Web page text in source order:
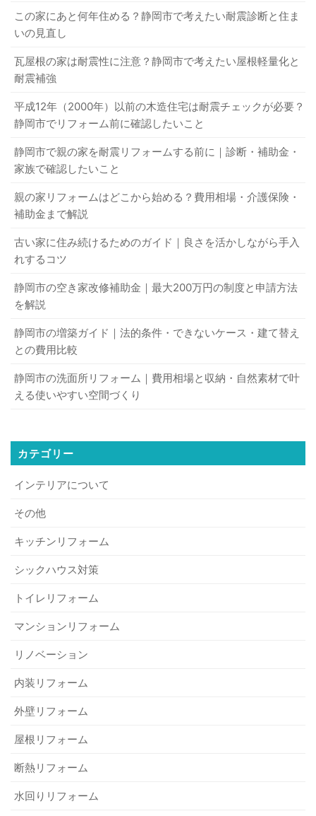
この家にあと何年住める？静岡市で考えたい耐震診断と住ま
いの見直し
瓦屋根の家は耐震性に注意？静岡市で考えたい屋根軽量化と
耐震補強
平成12年（2000年）以前の木造住宅は耐震チェックが必要？
静岡市でリフォーム前に確認したいこと
静岡市で親の家を耐震リフォームする前に｜診断・補助金・
家族で確認したいこと
親の家リフォームはどこから始める？費用相場・介護保険・
補助金まで解説
古い家に住み続けるためのガイド｜良さを活かしながら手入
れするコツ
静岡市の空き家改修補助金｜最大200万円の制度と申請方法
を解説
静岡市の増築ガイド｜法的条件・できないケース・建て替え
との費用比較
静岡市の洗面所リフォーム｜費用相場と収納・自然素材で叶
える使いやすい空間づくり
カテゴリー
インテリアについて
その他
キッチンリフォーム
シックハウス対策
トイレリフォーム
マンションリフォーム
リノベーション
内装リフォーム
外壁リフォーム
屋根リフォーム
断熱リフォーム
水回りリフォーム